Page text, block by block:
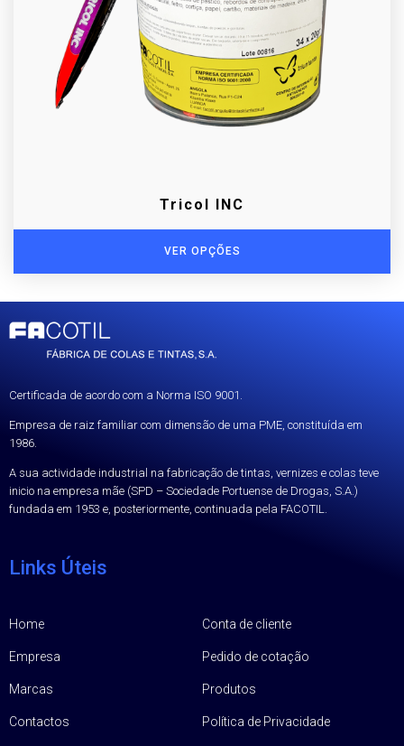
Tricol INC
VER OPÇÕES
Certificada de acordo com a Norma ISO 9001.
Empresa de raiz familiar com dimensão de uma PME, constituída em
1986.
A sua actividade industrial na fabricação de tintas, vernizes e colas teve
inicio na empresa mãe (SPD – Sociedade Portuense de Drogas, S.A.)
fundada em 1953 e, posteriormente, continuada pela FACOTIL.
Links Úteis
Home
Empresa
Marcas
Contactos
Conta de cliente
Pedido de cotação
Produtos
Política de Privacidade